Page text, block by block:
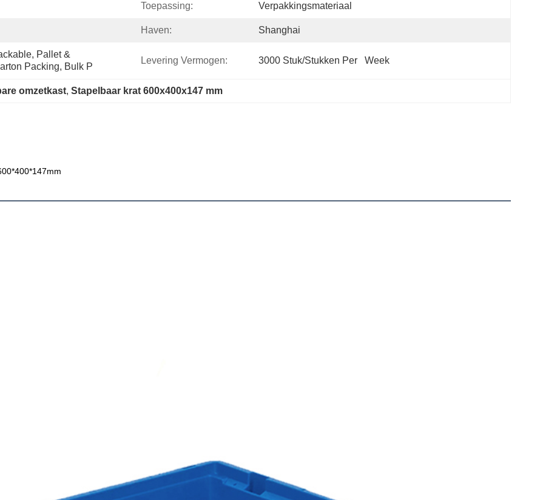
Toepassing: Verpakkingsmateriaal
Haven: Shanghai
Pallet &
Packing, Bulk P
Levering Vermogen: 3000 Stuk/Stukken Per   Week
omzetkast, Stapelbaar krat 600x400x147 mm